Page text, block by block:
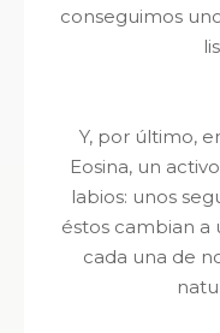
conseguimos
Y, por último,
Eosina, un
labios: unos
éstos cambian
cada una de